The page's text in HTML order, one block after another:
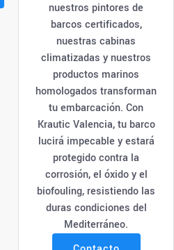
nuestros pintores de
barcos certificados,
nuestras cabinas
climatizadas y nuestros
productos marinos
homologados transforman
tu embarcación. Con
Krautic Valencia, tu barco
lucirá impecable y estará
protegido contra la
corrosión, el óxido y el
biofouling, resistiendo las
duras condiciones del
Mediterráneo.